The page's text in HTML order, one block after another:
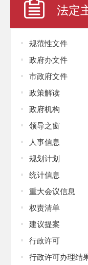
法定
规范性文件
政府办文件
市政府文件
政策解读
政府机构
领导之窗
人事信息
规划计划
统计信息
重大会议信息
权责清单
建议提案
行政许可
行政许可办理结